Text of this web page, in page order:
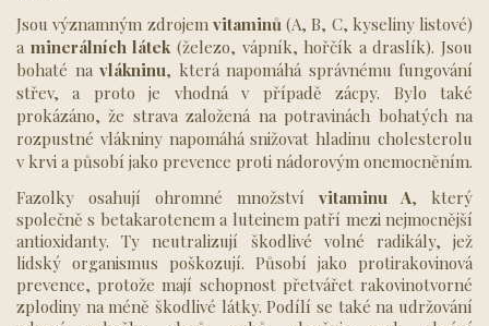
Jsou významným zdrojem vitaminů(A, B, C, kyseliny listové)
a minerálních látek (železo, vápník, hořčík a draslík). Jsou
bohaté na vlákninu, která napomáhá správnému fungování
střev, a proto je vhodná v případě zácpy. Bylo také
prokázáno, že strava založená na potravinách bohatých na
rozpustné vlákniny napomáhá snižovat hladinu cholesterolu
v krvi a působí jako prevence proti nádorovým onemocněním.
Fazolky osahují ohromné množství vitaminu A, který
společně s betakarotenem a luteinem patří mezi nejmocnější
antioxidanty. Ty neutralizují škodlivé volné radikály, jež
lidský organismus poškozují. Působí jako protirakovinová
prevence, protože mají schopnost přetvářet rakovinotvorné
zplodiny na méně škodlivé látky. Podílí se také na udržování